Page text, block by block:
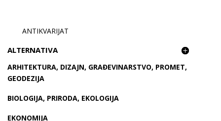
ANTIKVARIJAT
ALTERNATIVA
ARHITEKTURA, DIZAJN, GRAĐEVINARSTVO, PROMET,
GEODEZIJA
BIOLOGIJA, PRIRODA, EKOLOGIJA
EKONOMIJA